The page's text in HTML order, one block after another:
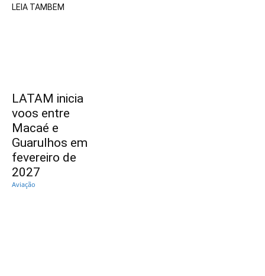
LEIA TAMBÉM
LATAM inicia
voos entre
Macaé e
Guarulhos em
fevereiro de
2027
Aviação